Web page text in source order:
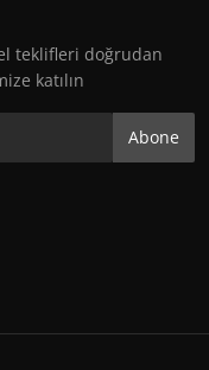
teklifleri doğrudan
katılın
Abone